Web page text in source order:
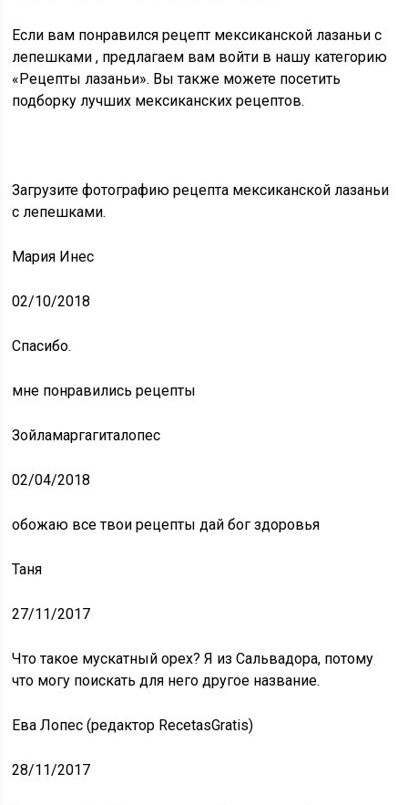
Если вам понравился рецепт мексиканской лазаньи с
лепешками , предлагаем вам войти в нашу категорию
«Рецепты лазаньи». Вы также можете посетить
подборку лучших мексиканских рецептов.
Загрузите фотографию рецепта мексиканской лазаньи
с лепешками.
Мария Инес
02/10/2018
Спасибо.
мне понравились рецепты
Зойламаргагиталопес
02/04/2018
обожаю все твои рецепты дай бог здоровья
Таня
27/11/2017
Что такое мускатный орех? Я из Сальвадора, потому
что могу поискать для него другое название.
Ева Лопес (редактор RecetasGratis)
28/11/2017